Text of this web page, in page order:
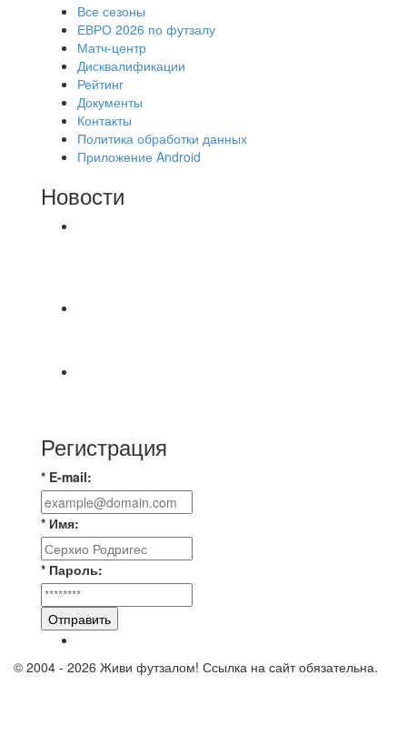
Все сезоны
ЕВРО 2026 по футзалу
Матч-центр
Дисквалификации
Рейтинг
Документы
Контакты
Политика обработки данных
Приложение Android
Новости
Регистрация
* E-mail:
* Имя:
* Пароль:
Отправить
© 2004 - 2026 Живи футзалом! Ссылка на сайт обязательна.